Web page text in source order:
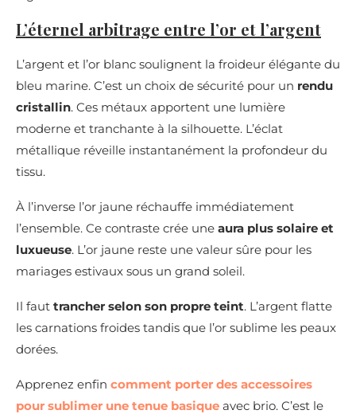
L’éternel arbitrage entre l’or et l’argent
L’argent et l’or blanc soulignent la froideur élégante du
bleu marine. C’est un choix de sécurité pour un rendu
cristallin. Ces métaux apportent une lumière
moderne et tranchante à la silhouette. L’éclat
métallique réveille instantanément la profondeur du
tissu.
À l’inverse l’or jaune réchauffe immédiatement
l’ensemble. Ce contraste crée une aura plus solaire et
luxueuse. L’or jaune reste une valeur sûre pour les
mariages estivaux sous un grand soleil.
Il faut trancher selon son propre teint. L’argent flatte
les carnations froides tandis que l’or sublime les peaux
dorées.
Apprenez enfin comment porter des accessoires
pour sublimer une tenue basique avec brio. C’est le